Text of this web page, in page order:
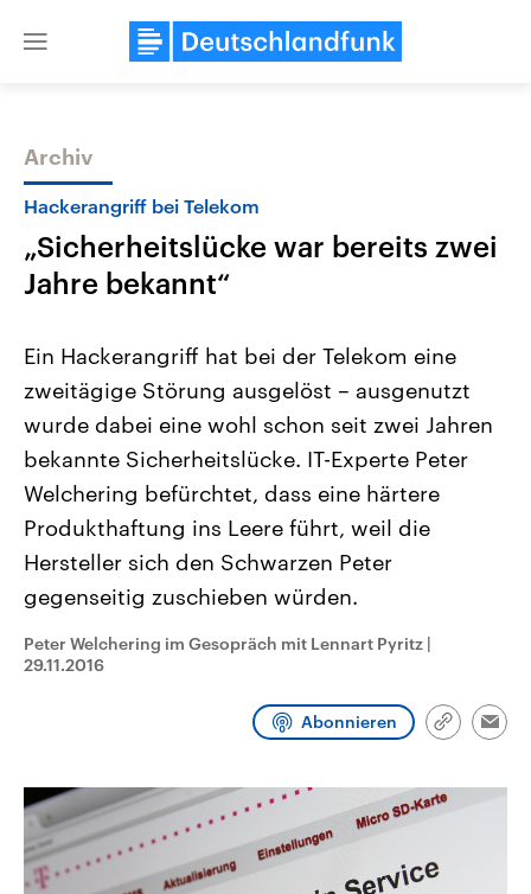
Close
Themen
Landtagswahl Sachsen-Anhalt
2026
Alle Informationen
Sachsen-Anhalt wählt am 6.
September 2026 einen neuen
Landtag. Seit 2021 wird das
Bundesland von einer Koalition aus
CDU, SPD und FDP regiert.-
Umfragen, Prognosen,
Wahlprogramme, aktuelle Berichte
und Hintergründe zu den Parteien
Wahl.
Aktuelle Beiträge,
Hintergründe
Wirtschaftlich und
gehören die Vereinigten
den mächtigsten Ländern
mit großem Einfluss auf
Sendungen Programm Podcasts
Audio-Archiv
Archiv
Hackerangriff bei Telekom
„Sicherheitslücke war bereits zwei
Jahre bekannt“
Ein Hackerangriff hat bei der Telekom eine
zweitägige Störung ausgelöst – ausgenutzt
wurde dabei eine wohl schon seit zwei Jahren
bekannte Sicherheitslücke. IT-Experte Peter
Welchering befürchtet, dass eine härtere
Produkthaftung ins Leere führt, weil die
Hersteller sich den Schwarzen Peter
gegenseitig zuschieben würden.
Peter Welchering im Gesopräch mit Lennart Pyritz |
29.11.2016
Abonnieren
Link